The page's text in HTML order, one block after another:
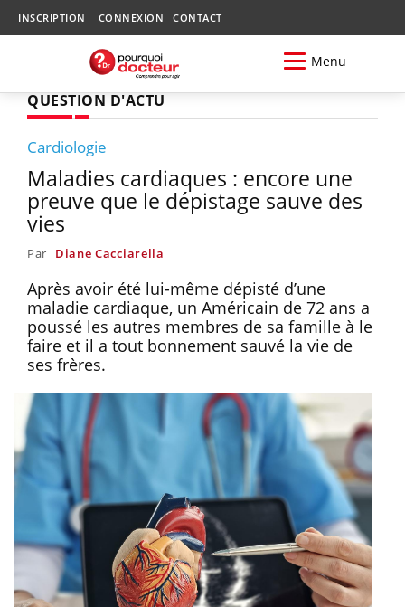
INSCRIPTION CONNEXION CONTACT
Menu
QUESTION D'ACTU
Cardiologie
Maladies cardiaques : encore une
preuve que le dépistage sauve des
vies
Par Diane Cacciarella
Après avoir été lui-même dépisté d’une
maladie cardiaque, un Américain de 72 ans a
poussé les autres membres de sa famille à le
faire et il a tout bonnement sauvé la vie de
ses frères.